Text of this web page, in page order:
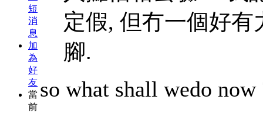
短
消
息
加
為
好
友
當
前
定假, 但冇一個好
腳.
so what shall wedo